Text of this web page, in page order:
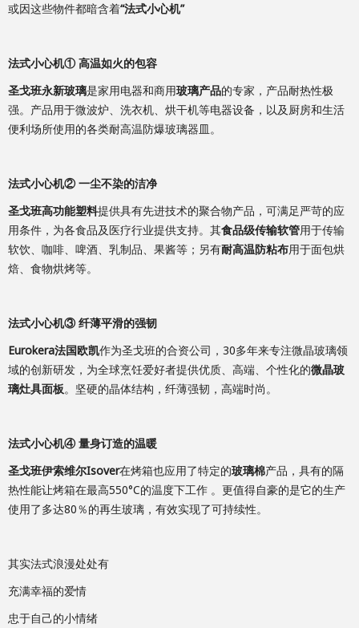
或因这些物件都暗含着“法式小心机”
法式小心机①高温如火的包容
圣戈班永新玻璃是家用电器和商用玻璃产品的专家，产品耐热性极
强。产品用于微波炉、洗衣机、烘干机等电器设备，以及厨房和生活
便利场所使用的各类耐高温防爆玻璃器皿。
法式小心机②一尘不染的洁净
圣戈班高功能塑料提供具有先进技术的聚合物产品，可满足严苛的应
用条件，为各食品及医疗行业提供支持。其食品级传输软管用于传输
软饮、咖啡、啤酒、乳制品、果酱等；另有耐高温防粘布用于面包烘
焙、食物烘烤等。
法式小心机③纤薄平滑的强韧
Eurokera法国欧凯作为圣戈班的合资公司，30多年来专注微晶玻璃领
域的创新研发，为全球烹饪爱好者提供优质、高端、个性化的微晶玻
璃灶具面板。坚硬的晶体结构，纤薄强韧，高端时尚。
法式小心机④量身订造的温暖
圣戈班伊索维尔Isover在烤箱也应用了特定的玻璃棉产品，具有的隔
热性能让烤箱在最高550°C的温度下工作 。更值得自豪的是它的生产
使用了多达80％的再生玻璃，有效实现了可持续性。
其实法式浪漫处处有
充满幸福的爱情
忠于自己的小情绪